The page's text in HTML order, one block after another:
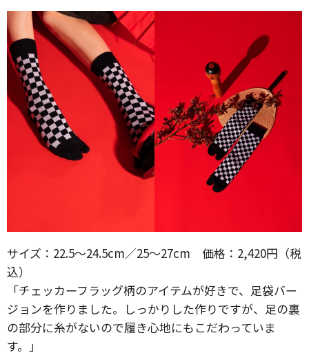
サイズ：22.5～24.5cm／25～27cm 価格：2,420円（税
込）
「チェッカーフラッグ柄のアイテムが好きで、足袋バー
ジョンを作りました。しっかりした作りですが、足の裏
の部分に糸がないので履き心地にもこだわっていま
す。」